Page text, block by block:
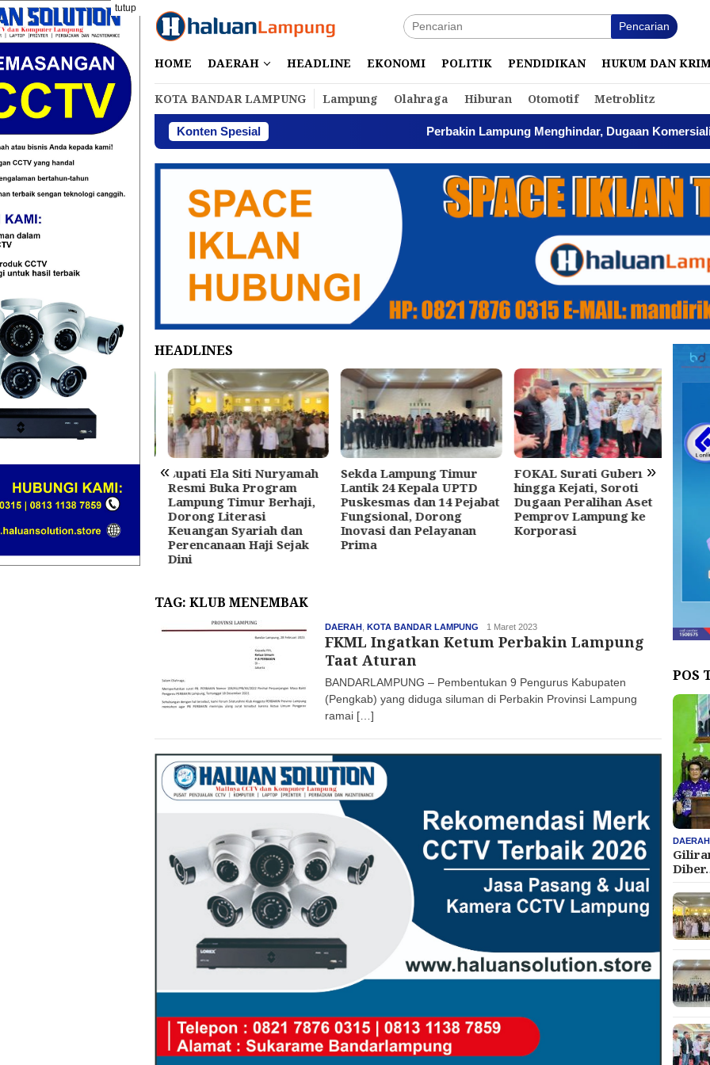
Loncat
ke
konten
tutup
Pencarian
HOME DAERAH HEADLINE EKONOMI POLITIK PENDIDIKAN HUKUM DAN
KOTA BANDAR LAMPUNG Lampung Olahraga Hiburan Otomotif Metroblitz
Konten Spesial Perbakin Lampung Menghindar, Dugaan Komersialisasi
HEADLINES
« »
Diberikan
Politik
Bupati Ela Siti Nuryamah
Resmi Buka Program
Lampung Timur Berhaji,
Dorong Literasi
Keuangan Syariah dan
Perencanaan Haji Sejak
Dini
Sekda Lampung Timur
Lantik 24 Kepala UPTD
Puskesmas dan 14 Pejabat
Fungsional, Dorong
Inovasi dan Pelayanan
Prima
FOKAL Surati Gubernur
hingga Kejati, Soroti
Dugaan Peralihan Aset
Pemprov Lampung ke
Korporasi
TAG: KLUB MENEMBAK
DAERAH , KOTA BANDAR LAMPUNG haluan
1 Maret 2023
FKML Ingatkan Ketum Perbakin Lampung
Taat Aturan
BANDARLAMPUNG – Pembentukan 9 Pengurus Kabupaten
(Pengkab) yang diduga siluman di Perbakin Provinsi Lampung
ramai […]
POS
DAERAH